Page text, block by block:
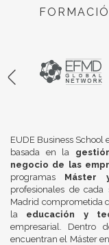
EUDE Business
basada en la
negocio de las
programas Máster
profesionales de
Madrid comprometida
la educación y
empresarial. Dentro
encuentran el Máster